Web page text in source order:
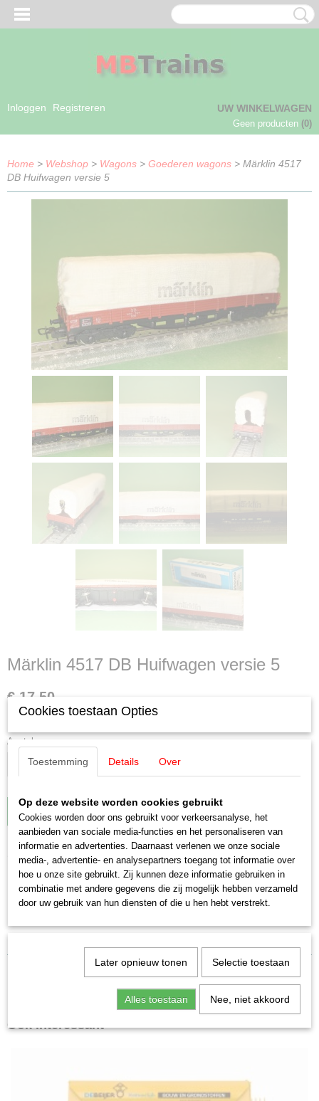
Inloggen Registreren UW WINKELWAGEN
Geen producten (0)
Home > Webshop > Wagons > Goederen wagons > Märklin 4517
DB Huifwagen versie 5
Märklin 4517 DB Huifwagen versie 5
€ 17,50
Aantal
IN WINKELWAGEN
Omschrijving
Märklin 4517 DB Huifwagen versie 5
Ook interessant
Cookies toestaan Opties
Toestemming Details Over
Op deze website worden cookies gebruikt
Cookies worden door ons gebruikt voor verkeersanalyse, het
aanbieden van sociale media-functies en het personaliseren van
informatie en advertenties. Daarnaast verlenen we onze sociale
media-, advertentie- en analysepartners toegang tot informatie over
hoe u onze site gebruikt. Zij kunnen deze informatie gebruiken in
combinatie met andere gegevens die zij mogelijk hebben verzameld
door uw gebruik van hun diensten of die u hen hebt verstrekt.
Later opnieuw tonen Selectie toestaan
Alles toestaan Nee, niet akkoord